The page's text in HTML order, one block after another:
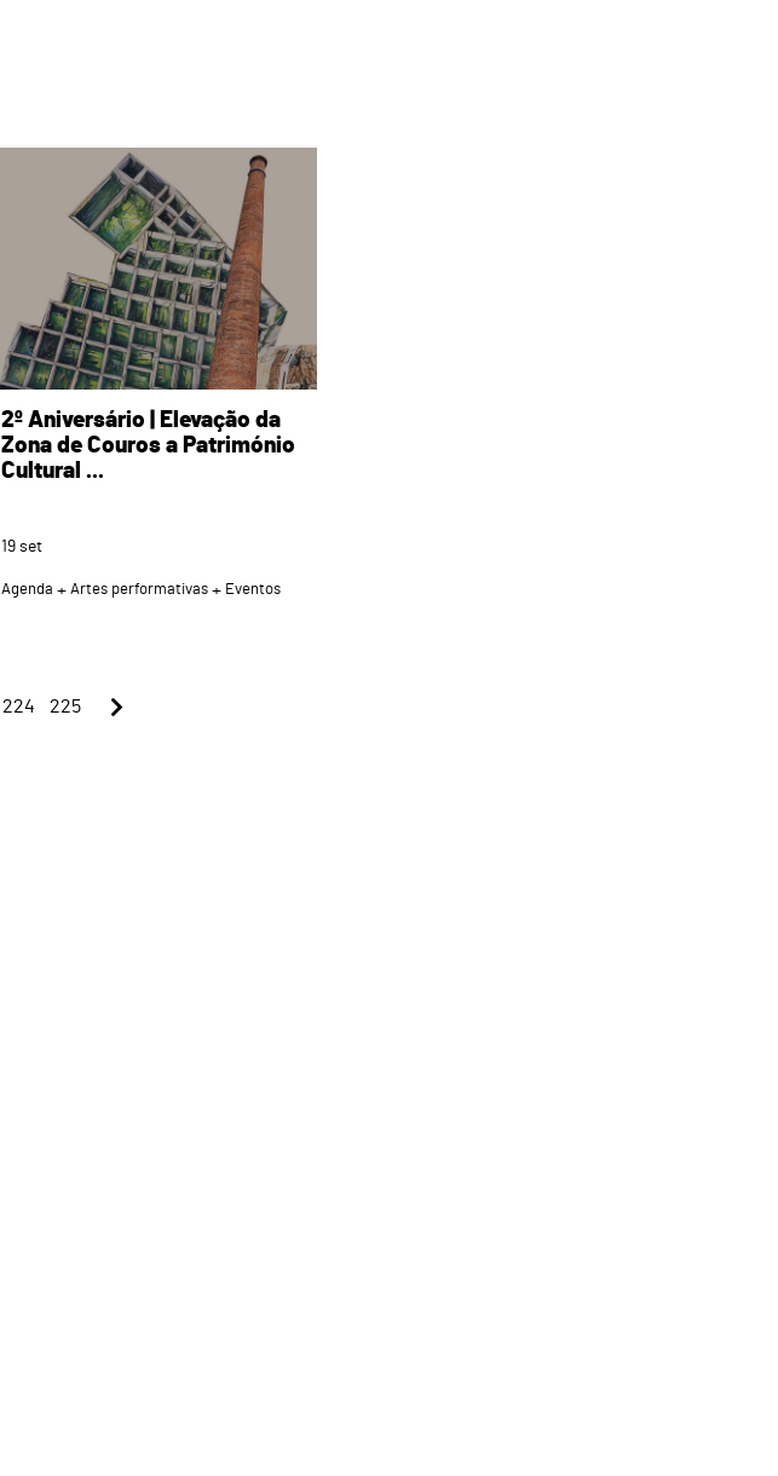
2º Aniversário | Elevação da
Zona de Couros a Património
Cultural ...
19 set
Agenda Artes performativas Eventos
224 225